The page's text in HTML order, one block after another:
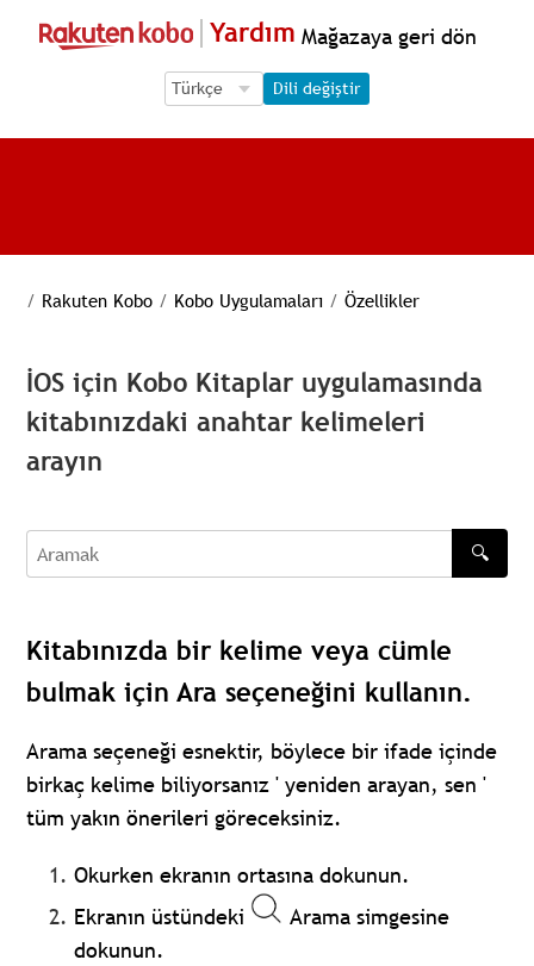
Yardım Mağazaya geri dön
Language Selection
Language Selection
Dili değiştir
/ Rakuten Kobo / Kobo Uygulamaları / Özellikler
İOS için Kobo Kitaplar uygulamasında
kitabınızdaki anahtar kelimeleri
arayın
Aramak
🔍
Kitabınızda bir kelime veya cümle
bulmak için Ara seçeneğini kullanın.
Arama seçeneği esnektir, böylece bir ifade içinde
birkaç kelime biliyorsanız ' yeniden arayan, sen '
tüm yakın önerileri göreceksiniz.
Okurken ekranın ortasına dokunun.
Ekranın üstündeki
Arama simgesine
dokunun.